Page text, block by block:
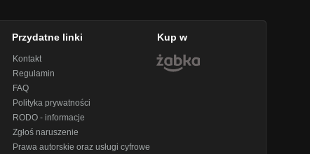
Przydatne linki
Kontakt
Regulamin
FAQ
Polityka prywatności
RODO - informacje
Zgłoś naruszenie
Prawa autorskie oraz usługi cyfrowe
Kup w